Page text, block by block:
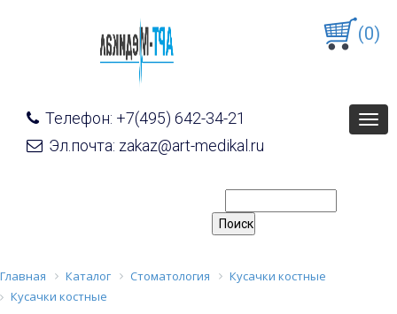
Телефон: +7(495) 642-34-21
Эл.почта: zakaz@art-medikal.ru
(0)
Главная Каталог Стоматология
Кусачки костные
Кусачки костные